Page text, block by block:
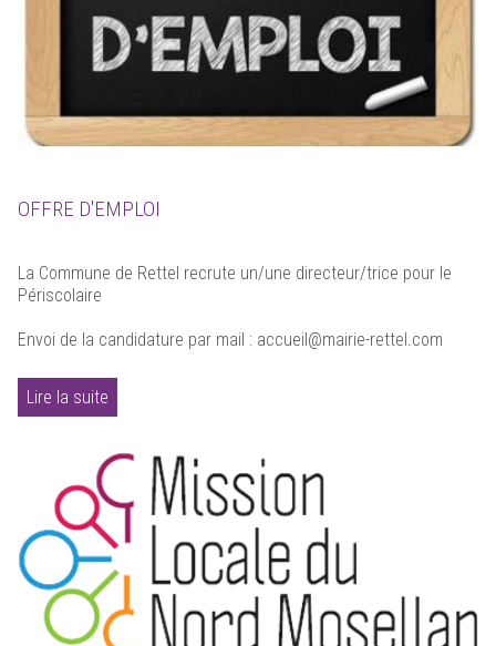
OFFRE D'EMPLOI
La Commune de Rettel recrute un/une directeur/trice pour le
Périscolaire
Envoi de la candidature par mail : accueil@mairie-rettel.com
Lire la suite